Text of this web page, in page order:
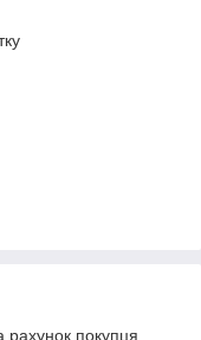
рахунок покупця